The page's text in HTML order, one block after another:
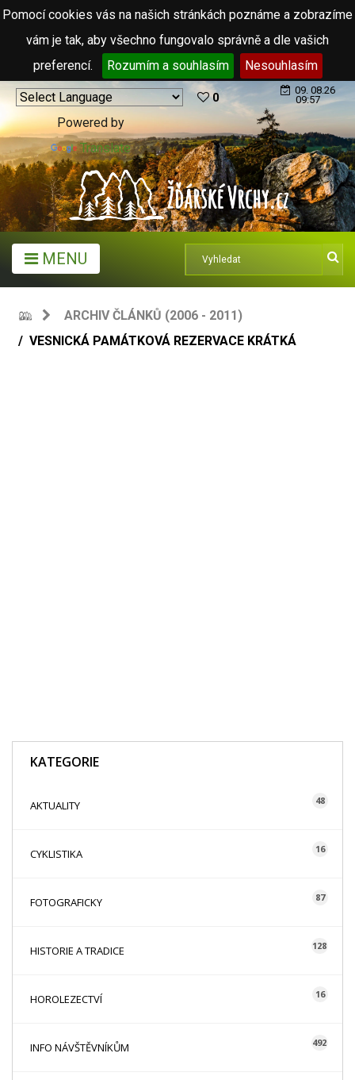
Pomocí cookies vás na našich stránkách poznáme a zobrazíme
vám je tak, aby všechno fungovalo správně a dle vašich
preferencí.
Rozumím a souhlasím Nesouhlasím
Powered by
Translate
0
09. 08.26
09:57
MENU
ARCHIV ČLÁNKŮ (2006 - 2011)
VESNICKÁ PAMÁTKOVÁ REZERVACE KRÁTKÁ
KATEGORIE
AKTUALITY 48
CYKLISTIKA 16
FOTOGRAFICKY 87
HISTORIE A TRADICE 128
HOROLEZECTVÍ 16
INFO NÁVŠTĚVNÍKŮM 492